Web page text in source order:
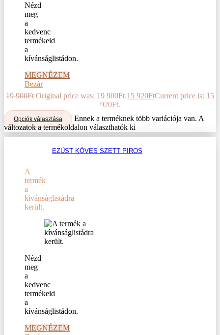
Nézd
meg
a
kedvenc
termékeid
a
kívánságlistádon.
MEGNÉZEM
Bezár
19 900Ft Original price was: 19 900Ft.15 920FtCurrent price is: 15
920Ft.
Opciók választása
Ennek a terméknek több variációja van. A
változatok a termékoldalon választhatók ki
EZÜST KÖVES SZETT PIROS
A
termék
a
kívánságlistádra
került.
Nézd
meg
a
kedvenc
termékeid
a
kívánságlistádon.
MEGNÉZEM